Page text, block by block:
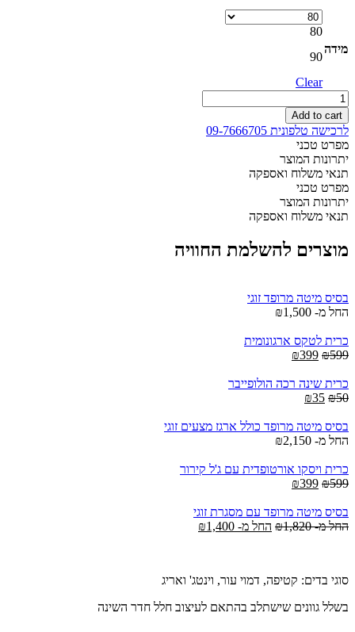
מידה
80
90
Clear
ראש
מיטה
דגם
84
-
יחיד
quantity
Add to cart
לרכישה טלפונית 09-7666705
מפרט טכני
יתרונות המוצר
תנאי משלוח ואספקה
מפרט טכני
יתרונות המוצר
תנאי משלוח ואספקה
מוצרים להשלמת החוויה
בסיס מיטה מרופד זוגי
החל מ-
₪1,500
כרית לטקס ארגונומית
₪599
Original
was:
₪599.
₪399
is:
כרית שינה רכה הולופייבר
₪50
Original
was:
₪50.
₪35
is:
₪35.
בסיס מיטה מרופד כולל ארגז מצעים זוגי
החל מ-
₪2,150
כרית ויסקו אורטופדית עם ג'ל קירור
₪599
Original
was:
₪599.
₪399
is:
₪399.
בסיס מיטה מרופד עם מסגרת זוגי
החל מ-
₪1,820 החל מ- ₪1,400
סוגי בדים: קטיפה, דמוי עור, וינטג' ואריג
בשלל גוונים שישתלב בהתאם לעיצוב חלל חדר השינה